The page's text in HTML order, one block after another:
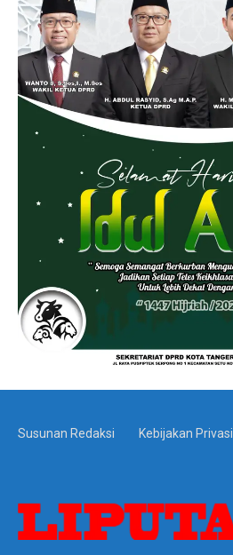
Susunan Redaksi Kebijakan Privasi